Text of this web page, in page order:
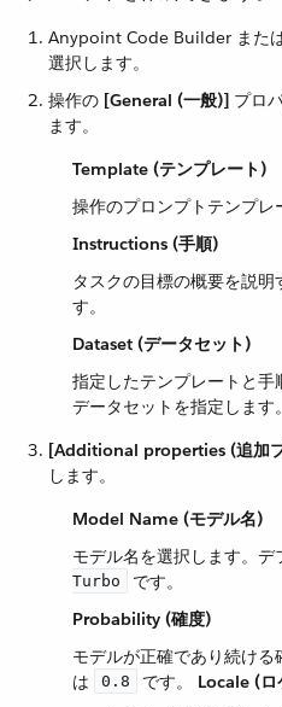
Anypoint Code Builder また
選択します。
操作の ​ [General (一般)] プロ
ます。
Template (テンプレート)
操作のプロンプトテンプレ
Instructions (手順)
タスクの目標の概要を説
す。
Dataset (データセット)
指定したテンプレートと
データセットを指定します。
[Additional properties (追加
します。
Model Name (モデル名)
モデル名を選択します。デ
Turbo
​ です。
Probability (確度)
モデルが正確であり続ける
は ​
0.8 ​ です。 Locale (ロ